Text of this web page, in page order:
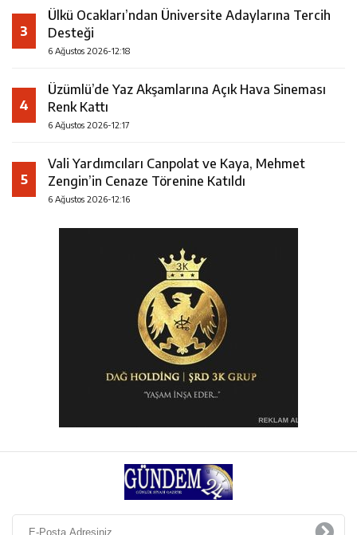
3
Ülkü Ocakları’ndan Üniversite Adaylarına Tercih
Desteği
6 Ağustos 2026-12:18
4
Üzümlü’de Yaz Akşamlarına Açık Hava Sineması
Renk Kattı
6 Ağustos 2026-12:17
5
Vali Yardımcıları Canpolat ve Kaya, Mehmet
Zengin’in Cenaze Törenine Katıldı
6 Ağustos 2026-12:16